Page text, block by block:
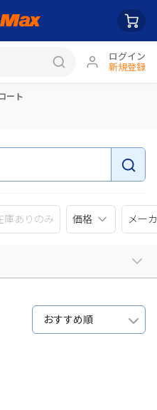
ログイン
新規登録
ート
庫ありのみ 価格 メー
おすすめ順